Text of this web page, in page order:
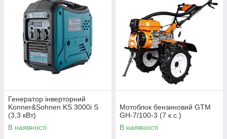
Генератор інверторний
Konner&Sohnen KS 3000i S
(3,3 кВт)
В наявності
Мотоблок бензиновий GTM
GH-7/100-3 (7 к.с.)
В наявності